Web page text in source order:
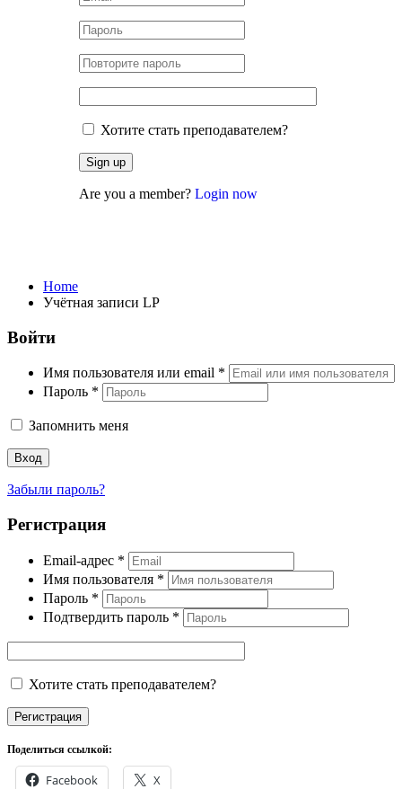
Хотите стать преподавателем?
Are you a member? Login now
Home
Учётная записи LP
Войти
Имя пользователя или email *
Пароль *
Запомнить меня
Вход
Забыли пароль?
Регистрация
Email-адрес *
Имя пользователя *
Пароль *
Подтвердить пароль *
Хотите стать преподавателем?
Регистрация
Поделиться ссылкой:
Facebook X